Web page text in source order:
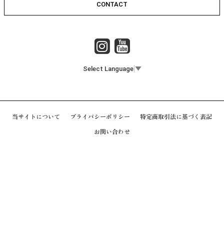
CONTACT
Select Language ▼
当サイトについて プライバシーポリシー 特定商取引法に基づく表記
お問い合わせ